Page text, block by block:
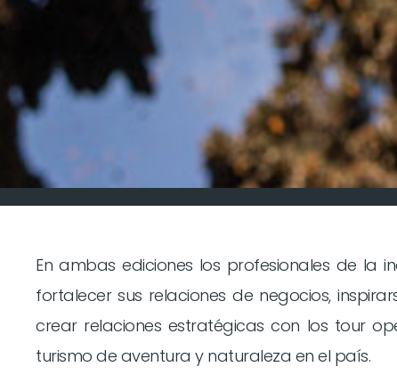
En ambas ediciones los profesionales de la
fortalecer sus relaciones de negocios,
crear relaciones estratégicas con los tour
turismo de aventura y naturaleza en el país.